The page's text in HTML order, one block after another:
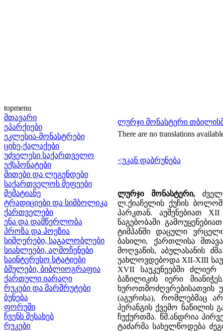
topmenu
მთავარი
ეპარქიები
ეკლესია-მონასტრები
ციხე-ქალაქები
უძველესი საქართველო
ექსპონატები
მითები და ლეგენდები
საქართველოს მეფეები
მემატიანე
ტრადიციები და სიმბოლიკა
ქართველები
ენა და დამწერლობა
პროზა და პოეზია
სიმღერები, საგალობლები
სიახლეები, აღმოჩენები
საინტერესო სტატიები
ბმულები, ბიბლიოგრაფია
ქართული იარაღი
რუკები და მარშრუტები
ბუნება
ფორუმი
ჩვენს შესახებ
რუკები
ლურჯი მონასტერი
There are no translations
<უკან დაბრუნება
ლურჯი მონასტერი,
ლ.ქიაჩელის ქუჩის
პარკთან. აუშენებიათ
ნაგებობაში
ტიმპანში დაცული
ბასილი, ქართლისა
მოღვაწის, აბულასანის
უახლოვდებოდა XII-XIII
XVII საუკუნეებში
ბაზილიკის იერი
ხუროთმოძღვრებისათვის
(აგურისა), რომლებმაც
პერანგის ქვემო
ჩუქურთმა. წმ.ანდრია
ტაძარმა სახელწოდება